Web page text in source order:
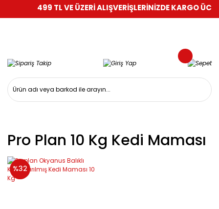
499 TL VE ÜZERİ ALIŞVERİŞLERİNİZDE KARGO
Pro Plan 10 Kg Kedi Maması
%32